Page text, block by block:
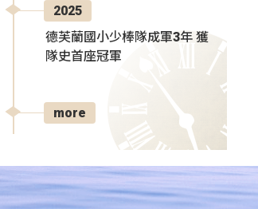
2025
德芙蘭國小少棒隊成軍3年 獲
隊史首座冠軍
more